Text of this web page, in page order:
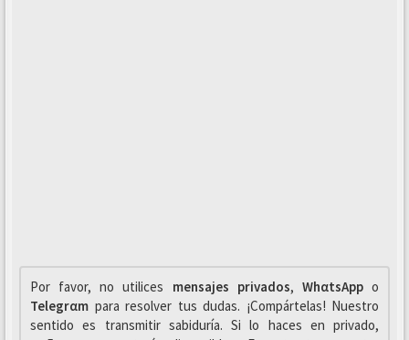
Por favor, no utilices mensajes privados, WhαtsAppo
Telegrαm para resolver tus dudas. ¡Compártelas! Nuestro
sentido es transmitir sabiduría. Si lo haces en privado,